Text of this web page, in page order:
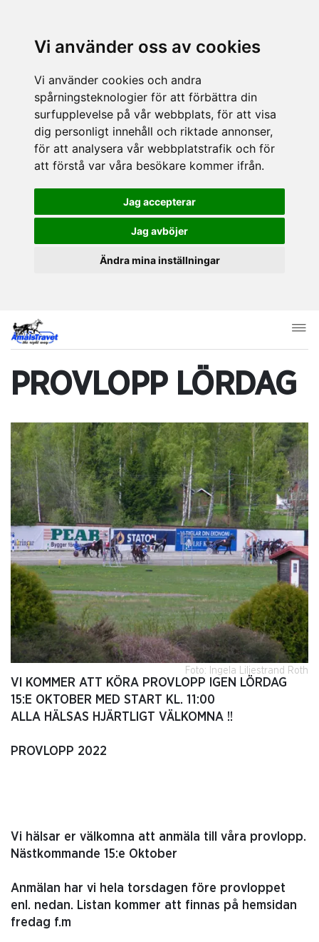
Vi använder oss av cookies
Vi använder cookies och andra
spårningsteknologier för att förbättra din
surfupplevelse på vår webbplats, för att visa
dig personligt innehåll och riktade annonser,
för att analysera vår webbplatstrafik och för
att förstå var våra besökare kommer ifrån.
Jag accepterar
Jag avböjer
Ändra mina inställningar
Foto: Ingela Liljestrand Roth
PROVLOPP LÖRDAG
VI KOMMER ATT KÖRA PROVLOPP IGEN LÖRDAG
15:E OKTOBER MED START KL. 11:00
ALLA HÄLSAS HJÄRTLIGT VÄLKOMNA !!
PROVLOPP 2022
Vi hälsar er välkomna att anmäla till våra provlopp.
Nästkommande 15:e Oktober
Anmälan har vi hela torsdagen före provloppet
enl. nedan. Listan kommer att finnas på hemsidan
fredag f.m